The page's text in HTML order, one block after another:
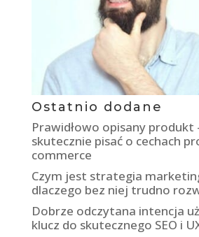
Ostatnio dodane
Prawidłowo opisany produkt
skutecznie pisać o cechach
commerce
Czym jest strategia
dlaczego bez niej trudno
Dobrze odczytana intencja
klucz do skutecznego SEO i